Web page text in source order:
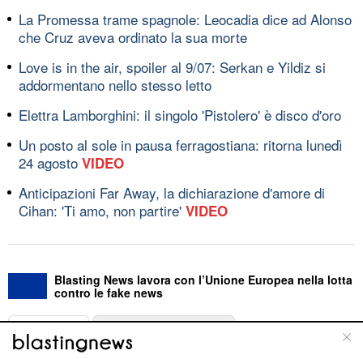
La Promessa trame spagnole: Leocadia dice ad Alonso
che Cruz aveva ordinato la sua morte
Love is in the air, spoiler al 9/07: Serkan e Yildiz si
addormentano nello stesso letto
Elettra Lamborghini: il singolo 'Pistolero' è disco d'oro
Un posto al sole in pausa ferragostiana: ritorna lunedì
24 agosto VIDEO
Anticipazioni Far Away, la dichiarazione d'amore di
Cihan: 'Ti amo, non partire' VIDEO
Blasting News lavora con l’Unione Europea nella lotta
contro le fake news
ABOUT